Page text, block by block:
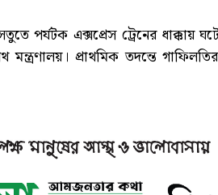
পর্যটক এক্সপ্রেস ট্রেনের ধাক্কায়
প্রাথমিক তদন্তে